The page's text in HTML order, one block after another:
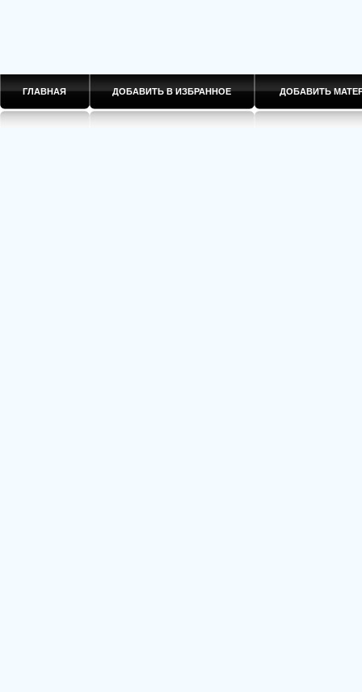
ГЛАВНАЯ ДОБАВИТЬ В ИЗБРАННОЕ ДОБАВИТЬ